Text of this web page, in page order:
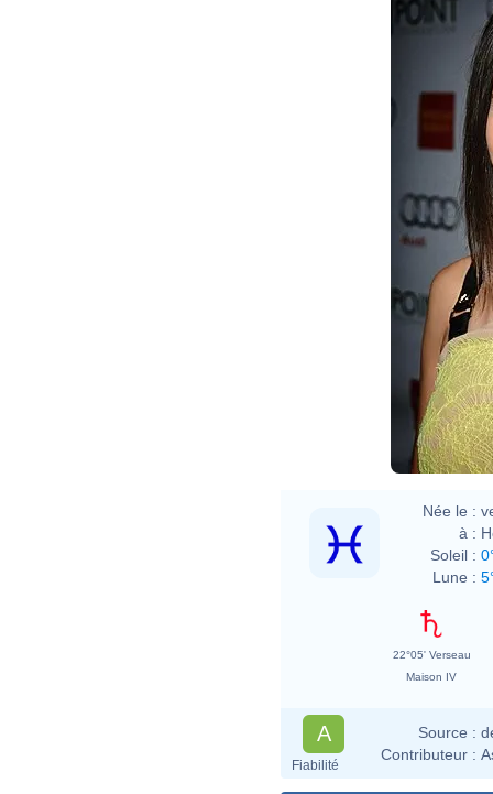
Née le :
à :
Soleil :
Lune :
22°05' Verseau
Maison IV
A
Fiabilité
Source :
Contributeur :